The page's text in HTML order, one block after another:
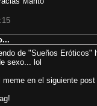
de "Sueños Eróticos"
sexo... lol
meme en el siguiente